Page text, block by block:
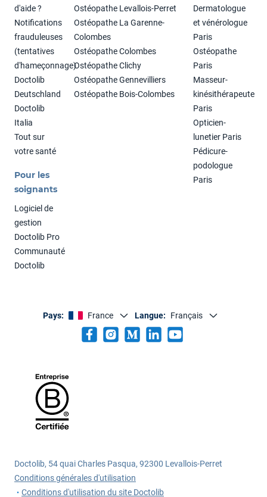
d'aide ?
Notifications
frauduleuses
(tentatives
d'hameçonnage)
Doctolib
Deutschland
Doctolib
Italia
Tout sur
votre santé
Pour les
soignants
Logiciel de
gestion
Doctolib Pro
Communauté
Doctolib
Ostéopathe Levallois-Perret
Ostéopathe La Garenne-
Colombes
Ostéopathe Colombes
Ostéopathe Clichy
Ostéopathe Gennevilliers
Ostéopathe Bois-Colombes
Dermatologue
et vénérologue
Paris
Ostéopathe
Paris
Masseur-
kinésithérapeute
Paris
Opticien-
lunetier Paris
Pédicure-
podologue
Paris
Pays: France Langue: Français
Doctolib, 54 quai Charles Pasqua, 92300 Levallois-Perret
Conditions générales d'utilisation
• Conditions d'utilisation du site Doctolib